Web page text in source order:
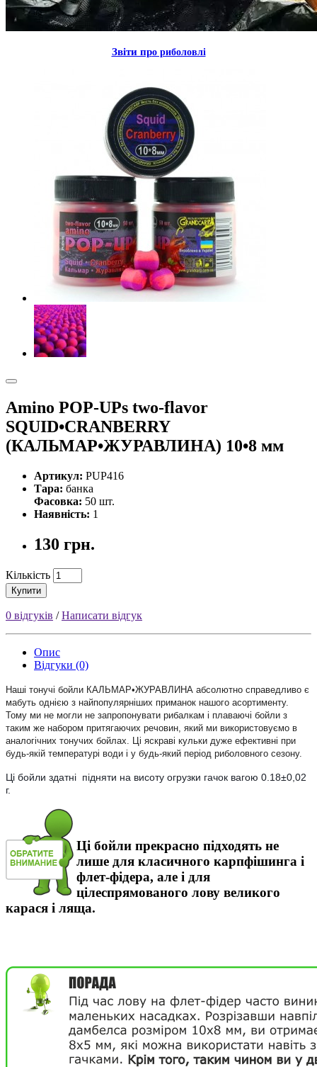
Звiти про риболовлi
Amino POP-UPs two-flavor
SQUID•CRANBERRY
(КАЛЬМАР•ЖУРАВЛИНА) 10•8 мм
Артикул: PUP416
Тара: банка
Фасовка: 50 шт.
Наявність: 1
130 грн.
Кількість
Купити
0 відгуків /Написати відгук
Опис
Відгуки (0)
Наші тонучi бойли КАЛЬМАР•ЖУРАВЛИНА абсолютно справедливо є
мабуть однiєю з найпопулярніших приманок нашого асортименту.
Тому ми не могли не запропонувати рибалкам і плаваючі бойли з
таким же набором притягаючих речовин, який ми використовуємо в
аналогічних тонучих бойлах. Ці яскраві кульки дуже ефективні при
будь-якій температурі води і у будь-який період риболовного сезону.
Ці бойли здатні підняти на висоту огрузки гачок вагою 0.18±0,02
г.
Ці бойли прекрасно підходять не
лише для класичного карпфiшинга і
флет-фiдера, але і для
цілеспрямованого лову великого
карася і ляща.